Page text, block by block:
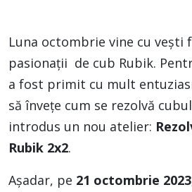
Luna octombrie vine cu vești
pasionații de cub Rubik.
a fost primit cu mult
să învețe cum se rezolvă
introdus un nou atelier:
Rubik 2x2.
Așadar, pe 21 octombrie 2023